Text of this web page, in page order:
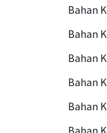
Bahan
Bahan
Bahan
Bahan
Bahan
Bahan